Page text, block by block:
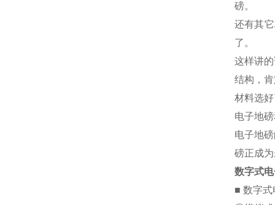
磅。
还有其
了。
这样讲
结构，
材料选
电子地
电子地
磅正成
数字式
■ 数字式